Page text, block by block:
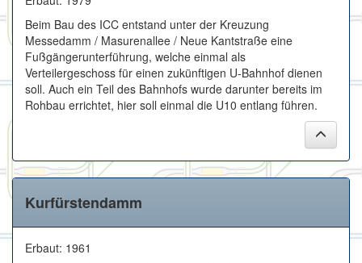
Beim Bau des ICC entstand unter der Kreuzung
Messedamm / Masurenallee / Neue Kantstraße eine
Fußgängerunterführung, welche einmal als
Verteilergeschoss für einen zukünftigen U-Bahnhof dienen
soll. Auch ein Teil des Bahnhofs wurde darunter bereits im
Rohbau errichtet, hier soll einmal die U10 entlang führen.
Kurfürstendamm
Erbaut: 1961